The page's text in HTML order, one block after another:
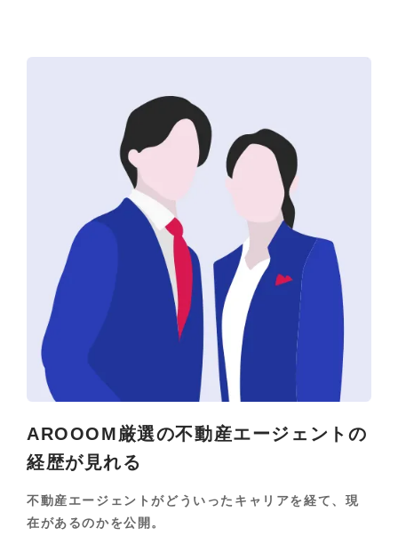
AROOOM厳選の不動産エージェントの
経歴が見れる
不動産エージェントがどういったキャリアを経て、現
在があるのかを公開。